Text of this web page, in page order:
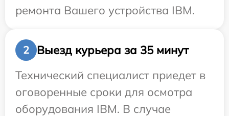
ремонта Вашего устройства IBM.
2
Выезд курьера за 35 минут
Технический специалист приедет в
оговоренные сроки для осмотра
оборудования IBM. В случае